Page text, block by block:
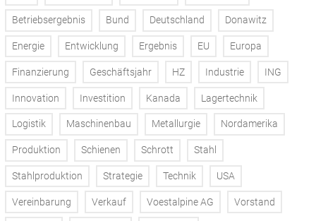
Betriebsergebnis Bund Deutschland Donawitz
Energie Entwicklung Ergebnis EU Europa
Finanzierung Geschäftsjahr HZ Industrie ING
Innovation Investition Kanada Lagertechnik
Logistik Maschinenbau Metallurgie Nordamerika
Produktion Schienen Schrott Stahl
Stahlproduktion Strategie Technik USA
Vereinbarung Verkauf Voestalpine AG Vorstand